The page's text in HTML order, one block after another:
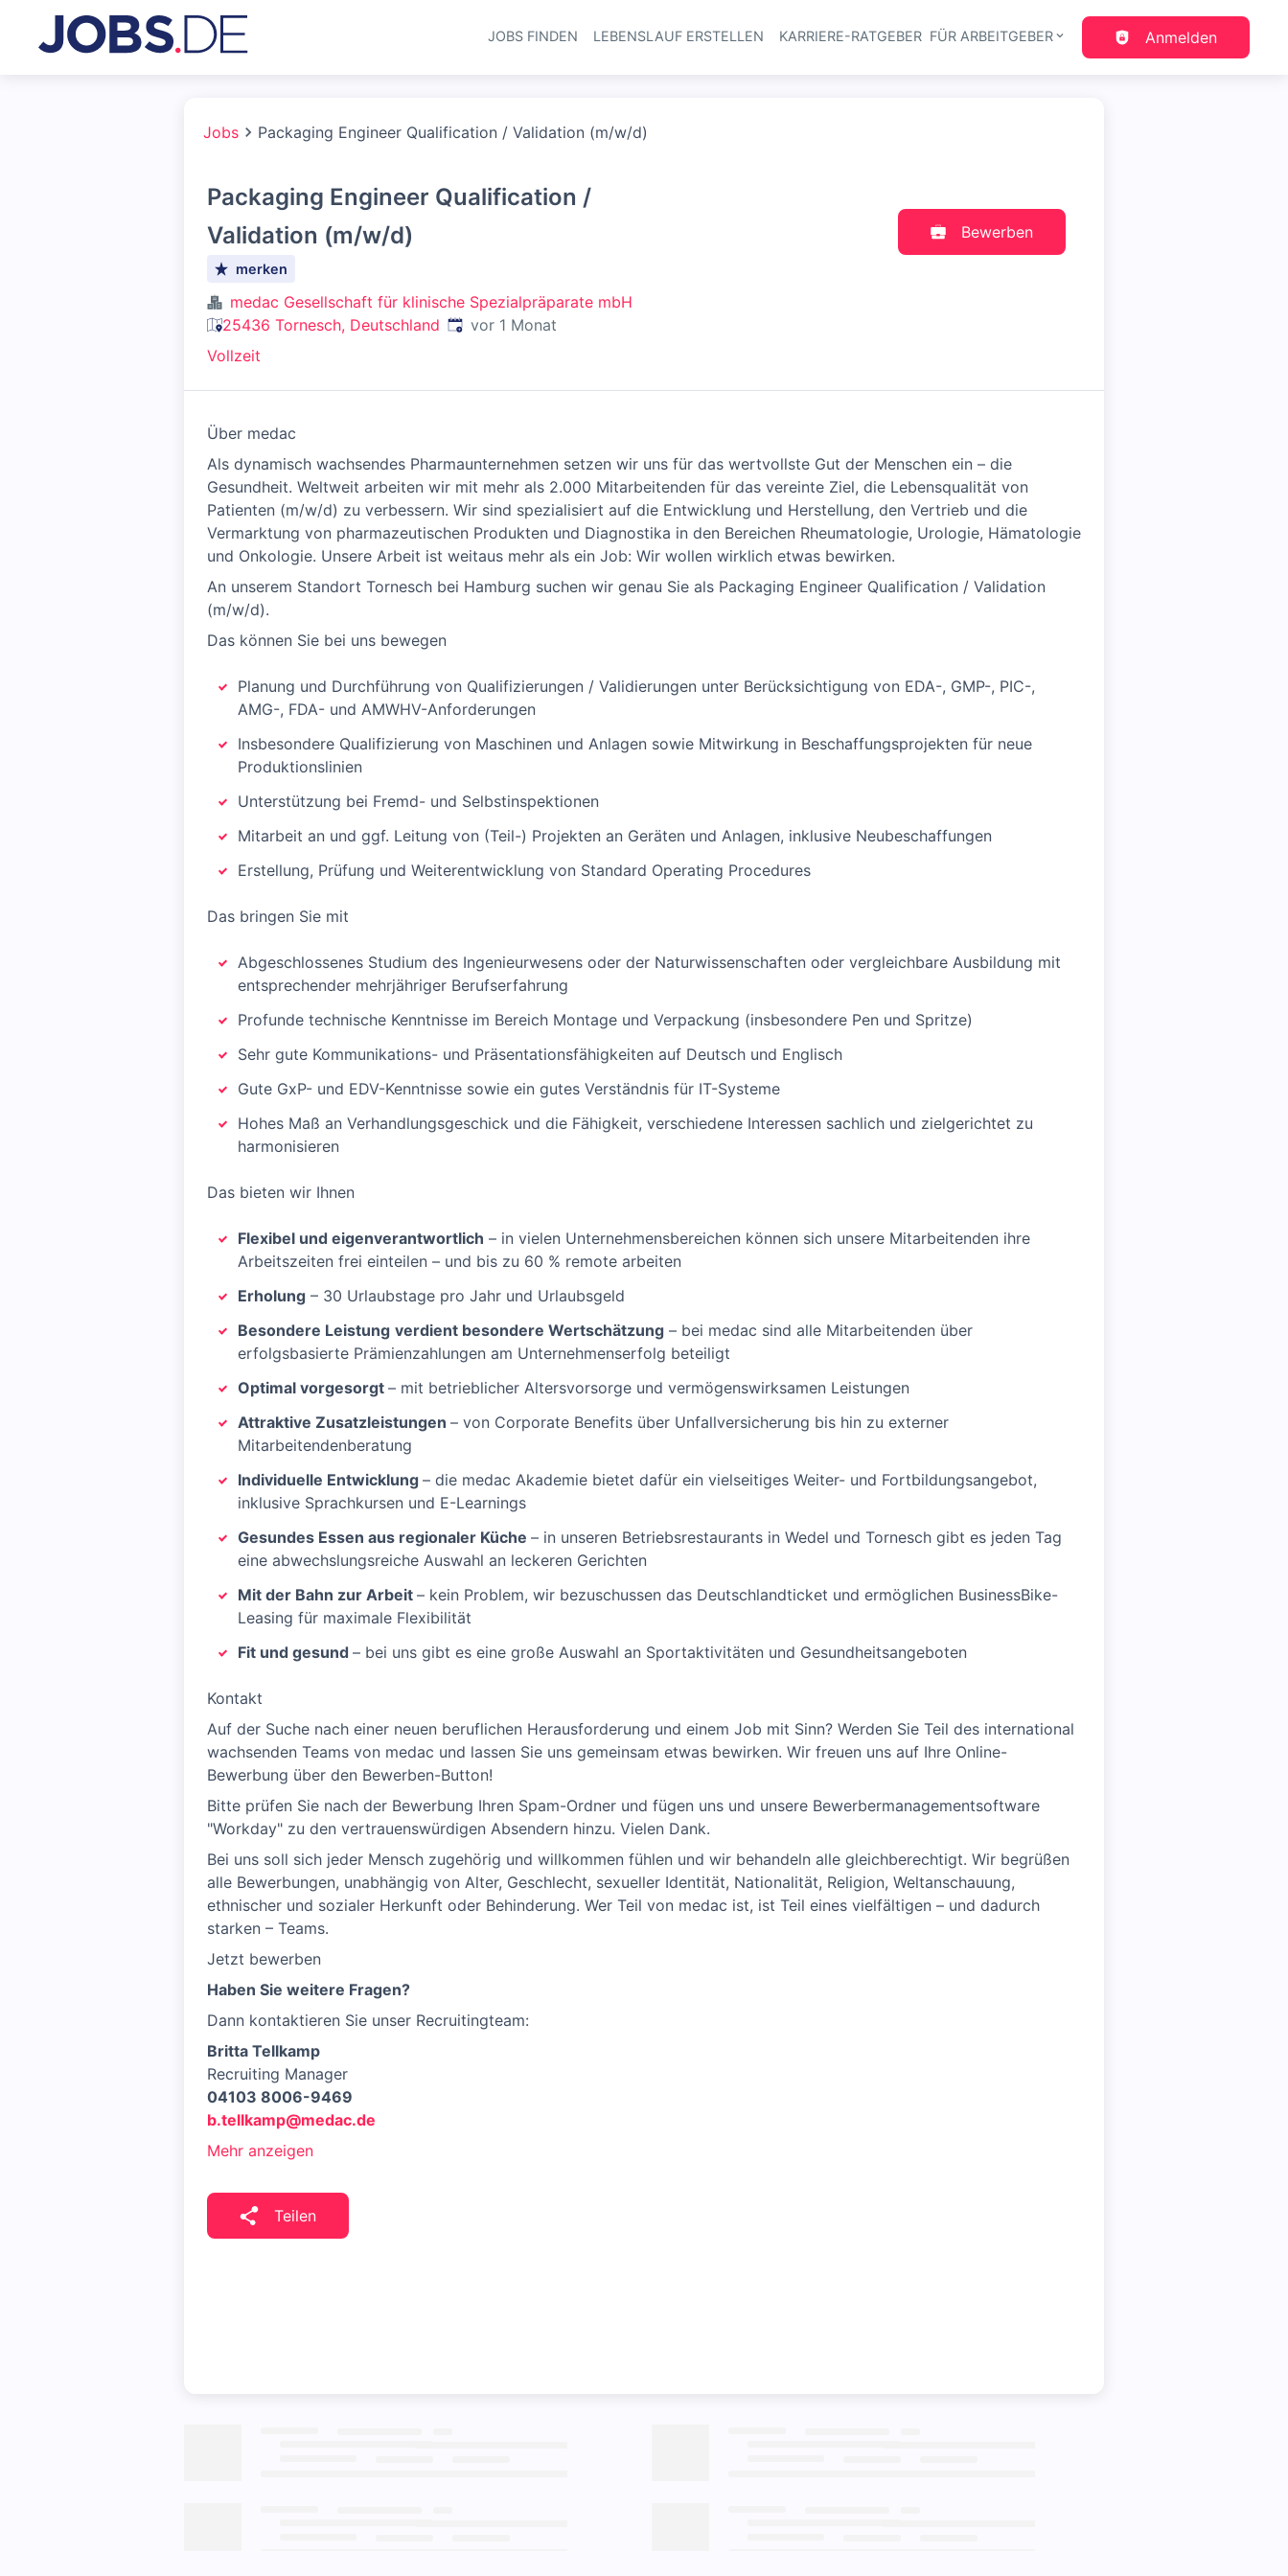
Haupt-Navigation
JOBS FINDEN LEBENSLAUF ERSTELLEN KARRIERE-RATGEBER FÜR ARBEITGEBER Anmelden
Jobs Packaging Engineer Qualification / Validation (m/w/d)
Packaging Engineer Qualification /
Validation (m/w/d)
merken
medac Gesellschaft für klinische Spezialpräparate mbH
25436 Tornesch, Deutschland Veröffentlicht:
vor 1 Monat
Vollzeit
Bewerben
Über medac
Als dynamisch wachsendes Pharmaunternehmen setzen wir uns für das wertvollste Gut der Menschen ein – die
Gesundheit. Weltweit arbeiten wir mit mehr als 2.000 Mitarbeitenden für das vereinte Ziel, die Lebensqualität von
Patienten (m/w/d) zu verbessern. Wir sind spezialisiert auf die Entwicklung und Herstellung, den Vertrieb und die
Vermarktung von pharmazeutischen Produkten und Diagnostika in den Bereichen Rheumatologie, Urologie, Hämatologie
und Onkologie. Unsere Arbeit ist weitaus mehr als ein Job: Wir wollen wirklich etwas bewirken.
An unserem Standort Tornesch bei Hamburg suchen wir genau Sie als Packaging Engineer Qualification / Validation
(m/w/d).
Das können Sie bei uns bewegen
Planung und Durchführung von Qualifizierungen / Validierungen unter Berücksichtigung von EDA-, GMP-, PIC-,
AMG-, FDA- und AMWHV-Anforderungen
Insbesondere Qualifizierung von Maschinen und Anlagen sowie Mitwirkung in Beschaffungsprojekten für neue
Produktionslinien
Unterstützung bei Fremd- und Selbstinspektionen
Mitarbeit an und ggf. Leitung von (Teil-) Projekten an Geräten und Anlagen, inklusive Neubeschaffungen
Erstellung, Prüfung und Weiterentwicklung von Standard Operating Procedures
Das bringen Sie mit
Abgeschlossenes Studium des Ingenieurwesens oder der Naturwissenschaften oder vergleichbare Ausbildung mit
entsprechender mehrjähriger Berufserfahrung
Profunde technische Kenntnisse im Bereich Montage und Verpackung (insbesondere Pen und Spritze)
Sehr gute Kommunikations- und Präsentationsfähigkeiten auf Deutsch und Englisch
Gute GxP- und EDV-Kenntnisse sowie ein gutes Verständnis für IT-Systeme
Hohes Maß an Verhandlungsgeschick und die Fähigkeit, verschiedene Interessen sachlich und zielgerichtet zu
harmonisieren
Das bieten wir Ihnen
Flexibel und eigenverantwortlich – in vielen Unternehmensbereichen können sich unsere Mitarbeitenden ihre
Arbeitszeiten frei einteilen – und bis zu 60 % remote arbeiten
Erholung – 30 Urlaubstage pro Jahr und Urlaubsgeld
Besondere Leistung verdient besondere Wertschätzung – bei medac sind alle Mitarbeitenden über
erfolgsbasierte Prämienzahlungen am Unternehmenserfolg beteiligt
Optimal vorgesorgt – mit betrieblicher Altersvorsorge und vermögenswirksamen Leistungen
Attraktive Zusatzleistungen – von Corporate Benefits über Unfallversicherung bis hin zu externer
Mitarbeitendenberatung
Individuelle Entwicklung – die medac Akademie bietet dafür ein vielseitiges Weiter- und Fortbildungsangebot,
inklusive Sprachkursen und E-Learnings
Gesundes Essen aus regionaler Küche – in unseren Betriebsrestaurants in Wedel und Tornesch gibt es jeden Tag
eine abwechslungsreiche Auswahl an leckeren Gerichten
Mit der Bahn zur Arbeit – kein Problem, wir bezuschussen das Deutschlandticket und ermöglichen BusinessBike-
Leasing für maximale Flexibilität
Fit und gesund – bei uns gibt es eine große Auswahl an Sportaktivitäten und Gesundheitsangeboten
Kontakt
Auf der Suche nach einer neuen beruflichen Herausforderung und einem Job mit Sinn? Werden Sie Teil des international
wachsenden Teams von medac und lassen Sie uns gemeinsam etwas bewirken. Wir freuen uns auf Ihre Online-
Bewerbung über den Bewerben-Button!
Bitte prüfen Sie nach der Bewerbung Ihren Spam-Ordner und fügen uns und unsere Bewerbermanagementsoftware
"Workday" zu den vertrauenswürdigen Absendern hinzu. Vielen Dank.
Bei uns soll sich jeder Mensch zugehörig und willkommen fühlen und wir behandeln alle gleichberechtigt. Wir begrüßen
alle Bewerbungen, unabhängig von Alter, Geschlecht, sexueller Identität, Nationalität, Religion, Weltanschauung,
ethnischer und sozialer Herkunft oder Behinderung. Wer Teil von medac ist, ist Teil eines vielfältigen – und dadurch
starken – Teams.
Jetzt bewerben
Haben Sie weitere Fragen?
Dann kontaktieren Sie unser Recruitingteam:
Britta Tellkamp
Recruiting Manager
04103 8006-9469
b.tellkamp@medac.de
Mehr anzeigen
Teilen